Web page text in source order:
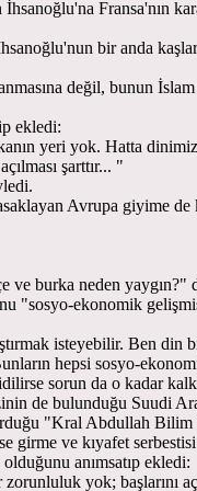
Fransa'nın
bir anda
değil, bunun İslam
ekledi:
yeri yok. Hatta
şarttır... "
Avrupa giyime de
ve burka neden yaygın?"
"sosyo-ekonomik
isteyebilir. Ben din
hepsi sosyo-
sorun da o kadar
de bulunduğu Suudi
"Kral Abdullah
ve kıyafet
anımsatıp ekledi:
yok; başlarını